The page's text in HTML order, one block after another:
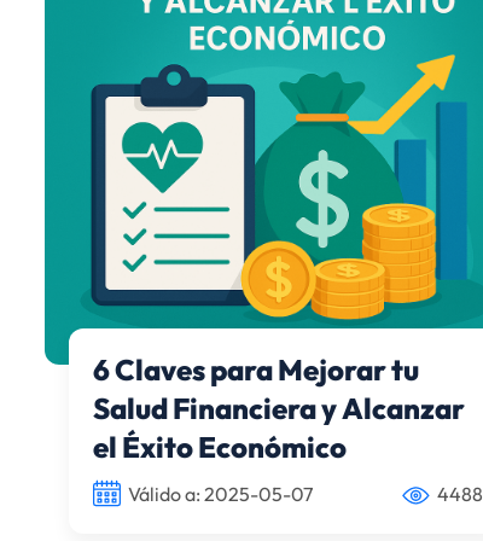
6 Claves para Mejorar tu
Salud Financiera y Alcanzar
el Éxito Económico
Válido a: 2025-05-07 4488